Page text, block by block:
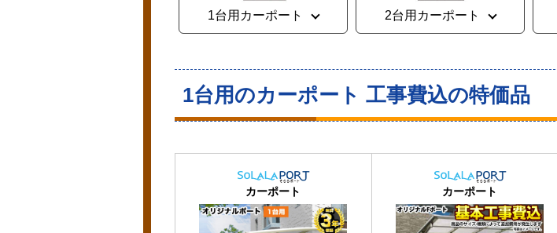
1台用カーポート 2台用カーポート
1台用のカーポート 工事費込の特価品
カーポート カーポート